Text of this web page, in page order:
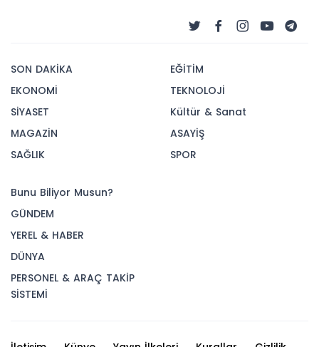
SON DAKİKA
EKONOMİ
SİYASET
MAGAZİN
SAĞLIK
EĞİTİM
TEKNOLOJİ
Kültür & Sanat
ASAYİŞ
SPOR
Bunu Biliyor Musun?
GÜNDEM
YEREL & HABER
DÜNYA
PERSONEL & ARAÇ TAKİP
SİSTEMİ